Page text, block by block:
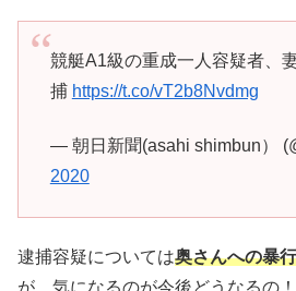
競艇A1級の重成一人容疑者、
捕 https://t.co/vT2b8Nvdmg
— 朝日新聞(asahi shimbun）
2020
逮捕容疑については奥さんへの暴行